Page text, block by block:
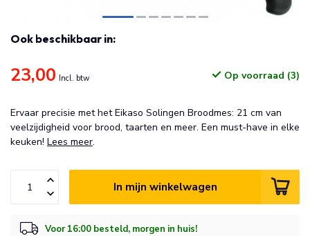
Ook beschikbaar in:
23,00 Incl. btw Op voorraad (3)
Ervaar precisie met het Eikaso Solingen Broodmes: 21 cm van
veelzijdigheid voor brood, taarten en meer. Een must-have in elke
keuken! Lees meer.
In mijn winkelwagen
Voor 16:00 besteld, morgen in huis!